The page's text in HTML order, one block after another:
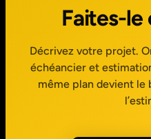
Faites-le
Décrivez votre projet.
échéancier et
même plan devient le